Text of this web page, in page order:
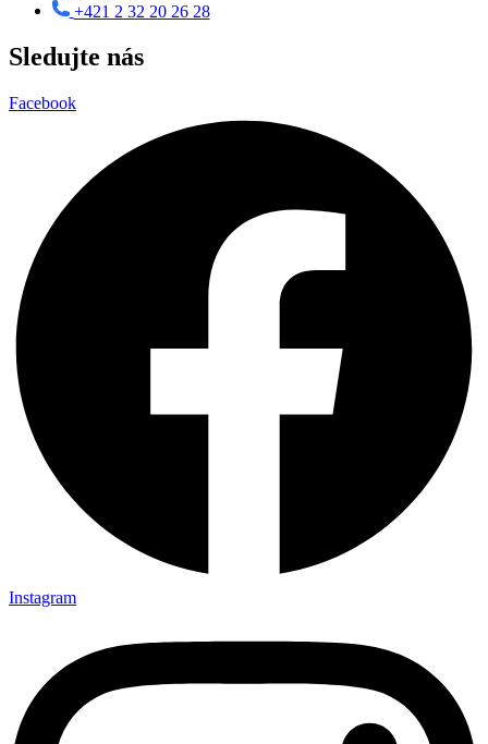
+421 2 32 20 26 28
Sledujte nás
Facebook
Instagram